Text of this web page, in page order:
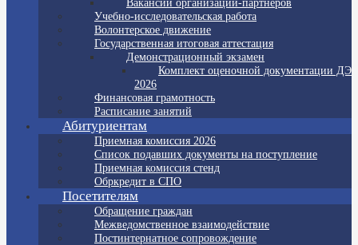
Вакансии организаций-партнеров
Учебно-исследовательская работа
Волонтерское движение
Государственная итоговая аттестация
Демонстрационный экзамен
Комплект оценочной документации ДЭ
2026
Финансовая грамотность
Расписание занятий
Абитуриентам
Приемная комиссия 2026
Список подавших документы на поступление
Приемная комиссия стенд
Обркредит в СПО
Посетителям
Обращение граждан
Межведомственное взаимодействие
Постинтернатное сопровождение